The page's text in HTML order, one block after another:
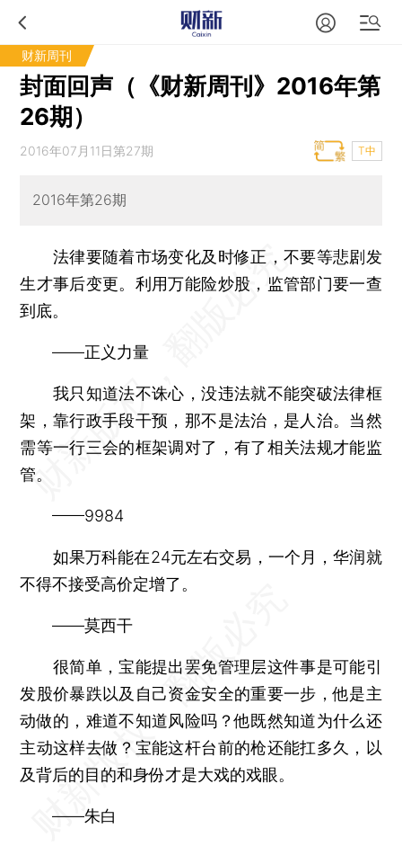
财新周刊
封面回声（《财新周刊》2016年第
26期）
2016年07月11日第27期 T中
2016年第26期
法律要随着市场变化及时修正，不要等悲剧发
生才事后变更。利用万能险炒股，监管部门要一查
到底。
——正义力量
我只知道法不诛心，没违法就不能突破法律框
架，靠行政手段干预，那不是法治，是人治。当然
需等一行三会的框架调对了，有了相关法规才能监
管。
——9984
如果万科能在24元左右交易，一个月，华润就
不得不接受高价定增了。
——莫西干
很简单，宝能提出罢免管理层这件事是可能引
发股价暴跌以及自己资金安全的重要一步，他是主
动做的，难道不知道风险吗？他既然知道为什么还
主动这样去做？宝能这杆台前的枪还能扛多久，以
及背后的目的和身份才是大戏的戏眼。
——朱白